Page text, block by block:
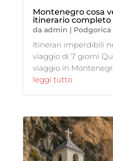
Montenegro cosa
itinerario completo
da admin | Podgorica
Itinerari imperdibili
viaggio di 7 giorni
viaggio in
leggi tutto